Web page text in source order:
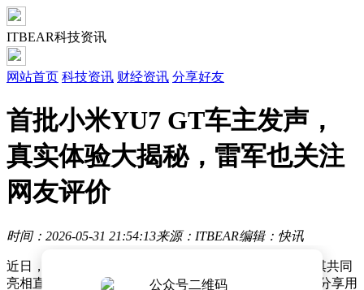
ITBEAR科技资讯
网站首页 科技资讯 财经资讯 分享好友
首批小米YU7 GT车主发声，
真实体验大揭秘，雷军也关注
网友评价
时间：2026-05-31 21:54:13来源：ITBEAR编辑：快讯
近日，小米YU7 GT迎来首批车主交付仪式，雷军与舒淇共同
亮相直播现场，见证这一重要时刻。随着首批车主陆续分享用